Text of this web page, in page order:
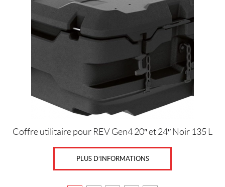
Coffre utilitaire pour REV Gen4 20″ et 24″ Noir 135 L
PLUS D’INFORMATIONS